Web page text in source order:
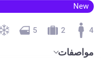
New
4
2
5
مواصفات